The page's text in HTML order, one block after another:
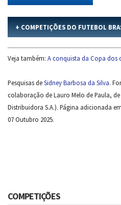
+ COMPETIÇÕES DO FUTEBOL
Veja também: A conquista da Copa dos
Pesquisas deSidney Barbosa da Silva.
colaboração de Lauro Melo de Paula, de
Distribuidora S.A.). Página adicionada
07 Outubro 2025.
COMPETIÇÕES